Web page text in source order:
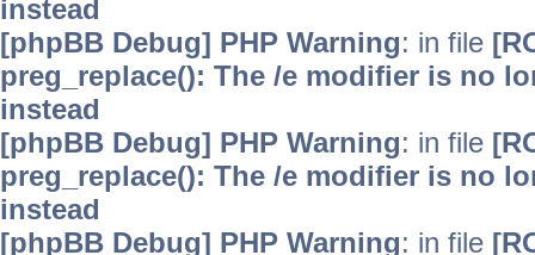
instead
[phpBB Debug] PHP Warning: in file
preg_replace(): The /e modifier is no
instead
[phpBB Debug] PHP Warning: in file
preg_replace(): The /e modifier is no
instead
[phpBB Debug] PHP Warning: in file